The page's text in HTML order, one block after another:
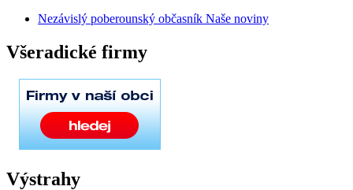
Nezávislý poberounský občasník Naše noviny
Všeradické firmy
Výstrahy